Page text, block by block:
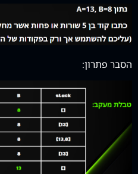
הסבר פתרון: